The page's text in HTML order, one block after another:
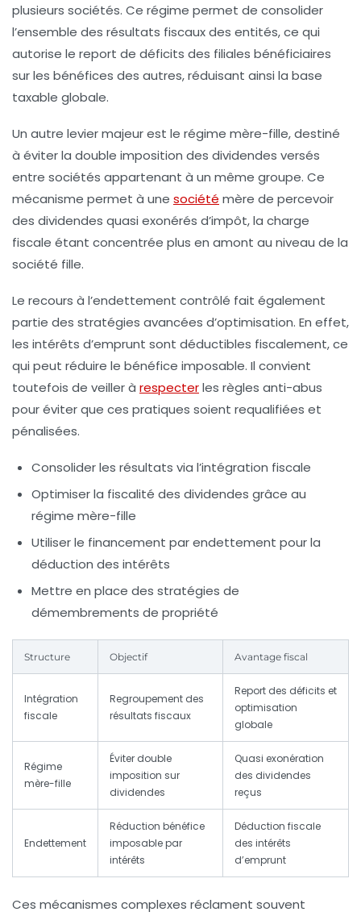
plusieurs sociétés. Ce régime permet de consolider
l’ensemble des résultats fiscaux des entités, ce qui
autorise le report de déficits des filiales bénéficiaires
sur les bénéfices des autres, réduisant ainsi la base
taxable globale.
Un autre levier majeur est le régime mère-fille, destiné
à éviter la double imposition des dividendes versés
entre sociétés appartenant à un même groupe. Ce
mécanisme permet à une société mère de percevoir
des dividendes quasi exonérés d’impôt, la charge
fiscale étant concentrée plus en amont au niveau de la
société fille.
Le recours à l’endettement contrôlé fait également
partie des stratégies avancées d’optimisation. En effet,
les intérêts d’emprunt sont déductibles fiscalement, ce
qui peut réduire le bénéfice imposable. Il convient
toutefois de veiller à respecterles règles anti-abus
pour éviter que ces pratiques soient requalifiées et
pénalisées.
Consolider les résultats via l’intégration fiscale
Optimiser la fiscalité des dividendes grâce au
régime mère-fille
Utiliser le financement par endettement pour la
déduction des intérêts
Mettre en place des stratégies de
démembrements de propriété
Structure Objectif Avantage fiscal
Intégration
fiscale
Regroupement des
résultats fiscaux
Report des déficits et
optimisation
globale
Régime
mère-fille
Éviter double
imposition sur
dividendes
Quasi exonération
des dividendes
reçus
Endettement
Réduction bénéfice
imposable par
intérêts
Déduction fiscale
des intérêts
d’emprunt
Ces mécanismes complexes réclament souvent